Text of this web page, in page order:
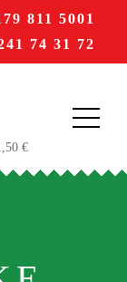
811 5001
74 31 72